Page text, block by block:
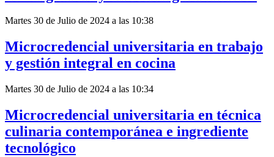
Martes 30 de Julio de 2024 a las 10:38
Microcredencial universitaria en trabajo
y gestión integral en cocina
Martes 30 de Julio de 2024 a las 10:34
Microcredencial universitaria en técnica
culinaria contemporánea e ingrediente
tecnológico